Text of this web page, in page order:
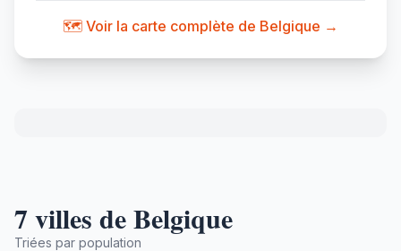
🗺️ Voir la carte complète de Belgique →
7 villes de Belgique
Triées par population